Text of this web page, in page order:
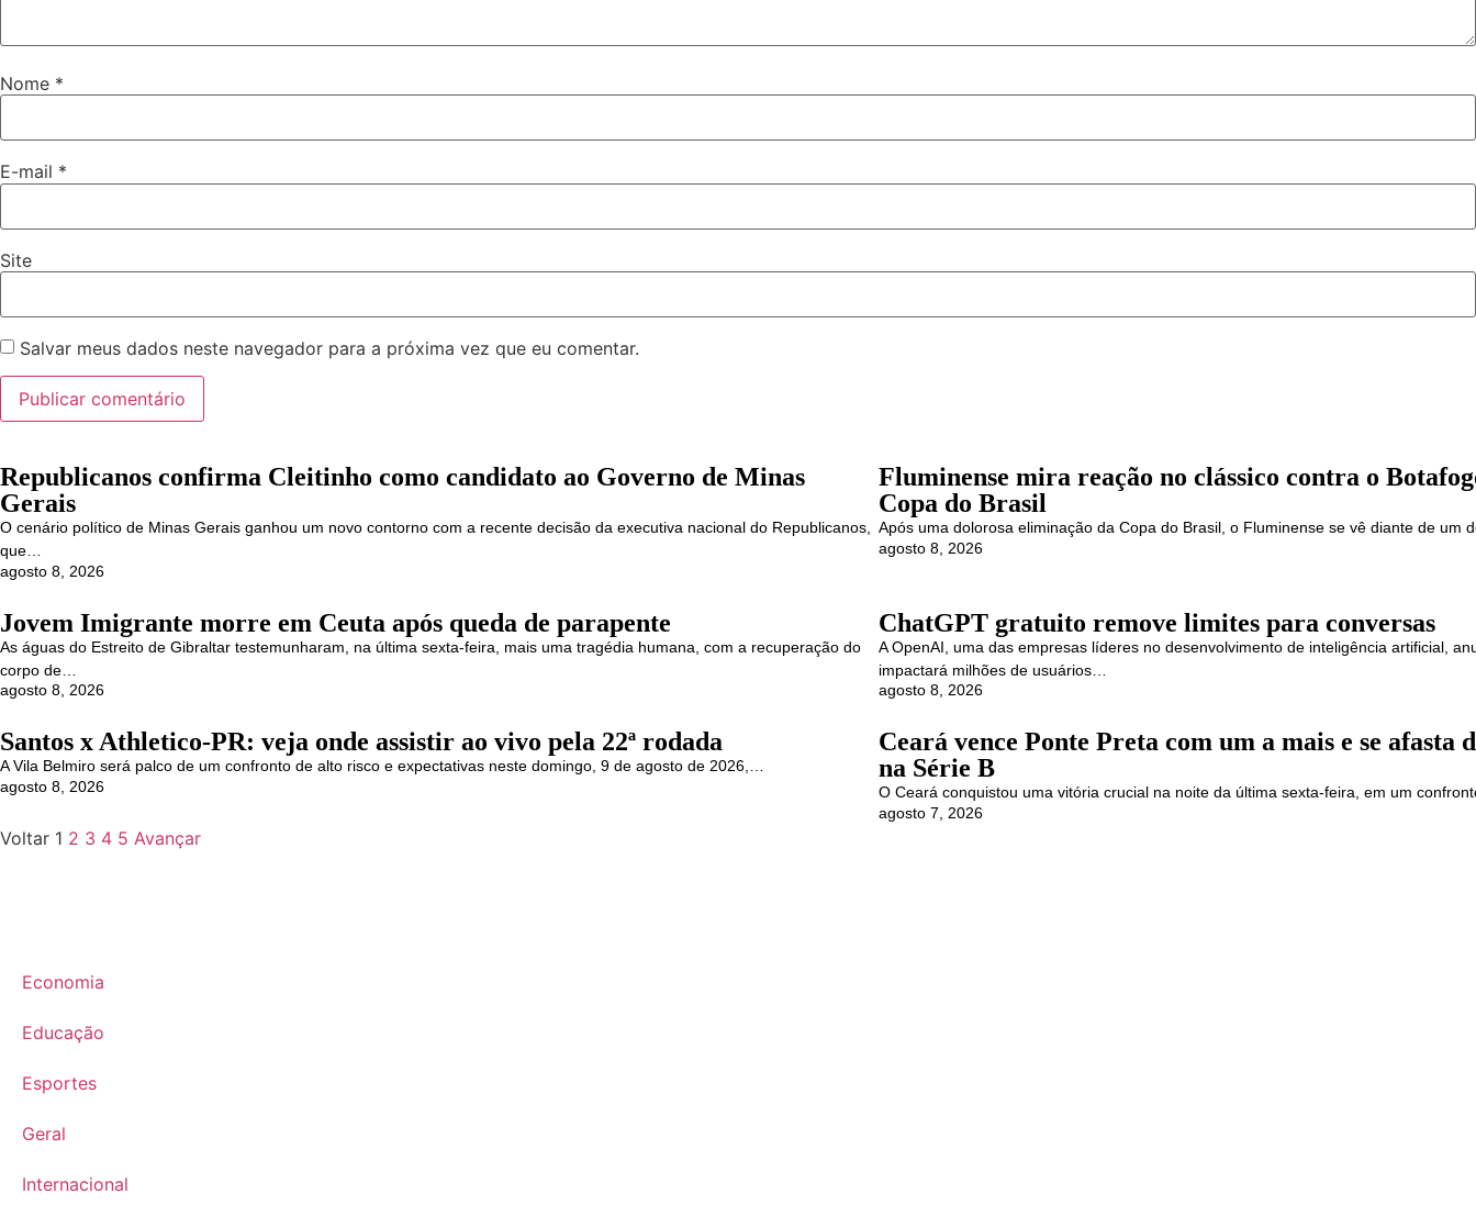
Nome *
E-mail *
Site
Salvar meus dados neste navegador para a próxima vez que eu comentar.
Republicanos confirma Cleitinho como candidato ao Governo de Minas
Gerais
O cenário político de Minas Gerais ganhou um novo contorno com a recente decisão da executiva nacional do Republicanos,
que…
agosto 8, 2026
Fluminense mira reação no clássico contra o
Copa do Brasil
Após uma dolorosa eliminação da Copa do Brasil, o Fluminense se vê diante de um
agosto 8, 2026
Jovem Imigrante morre em Ceuta após queda de parapente
As águas do Estreito de Gibraltar testemunharam, na última sexta-feira, mais uma tragédia humana, com a recuperação do
corpo de…
agosto 8, 2026
ChatGPT gratuito remove limites para conversas
A OpenAI, uma das empresas líderes no desenvolvimento de inteligência artificial,
impactará milhões de usuários…
agosto 8, 2026
Santos x Athletico-PR: veja onde assistir ao vivo pela 22ª rodada
A Vila Belmiro será palco de um confronto de alto risco e expectativas neste domingo, 9 de agosto de 2026,…
agosto 8, 2026
Ceará vence Ponte Preta com um a mais e se afasta
na Série B
O Ceará conquistou uma vitória crucial na noite da última sexta-feira, em um
agosto 7, 2026
Voltar 1 2 3 4 5 Avançar
Economia
Educação
Esportes
Geral
Internacional